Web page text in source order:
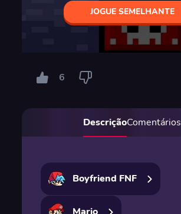
JOGUE SEMELHANTE
6
DescriçãoComentários
Boyfriend FNF